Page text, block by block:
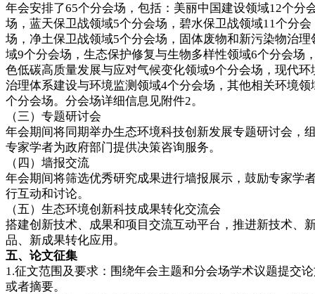
年会安排了65个分会场，包括：美丽中国建设领域12个分
场，蓝天保卫战领域5个分会场，碧水保卫战领域11个分会
场，净土保卫战领域5个分会场，固体废物和新污染物治理
域9个分会场，生态保护修复与生物多样性领域6个分会场
色低碳高质量发展与应对气候变化领域9个分会场，现代环
治理体系建设与环境监测领域4个分会场，其他相关环境领
个分会场。分会场详细信息见附件2。
（三）专题研讨会
年会期间将同期举办生态环境科技创新发展专题研讨会，
专家学者为政府部门提供决策咨询服务。
（四）墙报交流
年会期间将筛选优秀研究成果进行墙报展示，鼓励专家学
行互动和讨论。
（五）生态环境创新科技成果转化交流会
搭建创新技术、成果和项目交流互动平台，推进新技术、
品、新成果转化应用。
五、论文征集
1.征文范围及要求：围绕年会主题和分会场学术议题提交
或者摘要。